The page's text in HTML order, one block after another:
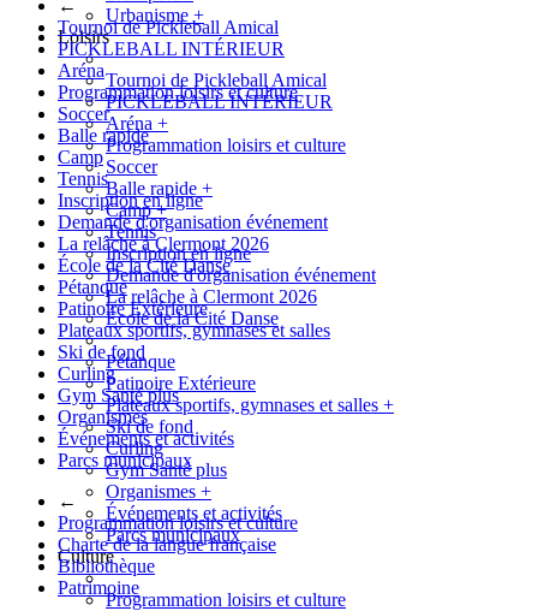
←
Tournoi de Pickleball Amical
PICKLEBALL INTÉRIEUR
Aréna
Programmation loisirs et culture
Soccer
Balle rapide
Camp
Tennis
Inscription en ligne
Demande d'organisation événement
La relâche à Clermont 2026
École de la Cité Danse
Pétanque
Patinoire Extérieure
Plateaux sportifs, gymnases et salles
Ski de fond
Curling
Gym Santé plus
Organismes
Événements et activités
Parcs municipaux
←
Programmation loisirs et culture
Charte de la langue française
Bibliothèque
Patrimoine
Urbanisme +
Loisirs
Tournoi de Pickleball Amical
PICKLEBALL INTÉRIEUR
Aréna +
Programmation loisirs et culture
Soccer
Balle rapide +
Camp+
Tennis
Inscription en ligne
Demande d'organisation événement
La relâche à Clermont 2026
École de la Cité Danse
Pétanque
Patinoire Extérieure
Plateaux sportifs, gymnases et salles +
Ski de fond
Curling
Gym Santé plus
Organismes +
Événements et activités
Parcs municipaux
Culture
Programmation loisirs et culture